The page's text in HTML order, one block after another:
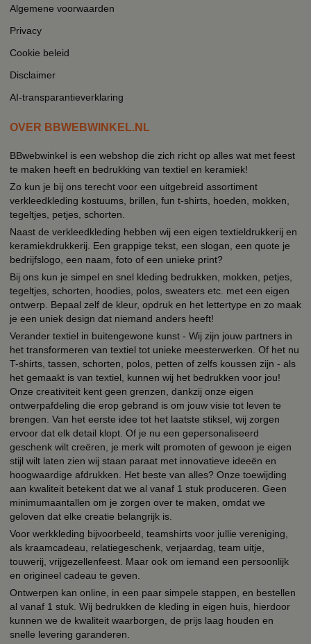
Algemene voorwaarden
Privacy
Cookie beleid
Disclaimer
AI-transparantieverklaring
OVER BBWEBWINKEL.NL
BBwebwinkel is een webshop die zich richt op alles wat met feest
te maken heeft en bedrukking van textiel en keramiek!
Zo kun je bij ons terecht voor een uitgebreid assortiment
verkleedkleding kostuums, brillen, fun t-shirts, hoeden, mokken,
tegeltjes, petjes, schorten.
Naast de verkleedkleding hebben wij een eigen textieldrukkerij en
keramiekdrukkerij. Een grappige tekst, een slogan, een quote je
bedrijfslogo, een naam, foto of een unieke print?
Bij ons kun je simpel en snel kleding bedrukken, mokken, petjes,
tegeltjes, schorten, hoodies, polos, sweaters etc. met een eigen
ontwerp. Bepaal zelf de kleur, opdruk en het lettertype en zo maak
je een uniek design dat niemand anders heeft!
Verander textiel in buitengewone kunst - Wij zijn jouw partners in
het transformeren van textiel tot unieke meesterwerken. Of het nu
T-shirts, tassen, schorten, polos, petten of zelfs koussen zijn - als
het gemaakt is van textiel, kunnen wij het bedrukken voor jou!
Onze creativiteit kent geen grenzen, dankzij onze eigen
ontwerpafdeling die erop gebrand is om jouw visie tot leven te
brengen. Van het eerste idee tot het laatste stiksel, wij zorgen
ervoor dat elk detail klopt. Of je nu een gepersonaliseerd
geschenk wilt creëren, je merk wilt promoten of gewoon je eigen
stijl wilt laten zien wij staan paraat met innovatieve ideeën en
hoogwaardige afdrukken. Het beste van alles? Onze toewijding
aan kwaliteit betekent dat we al vanaf 1 stuk produceren. Geen
minimumaantallen om je zorgen over te maken, omdat we
geloven dat elke creatie belangrijk is.
Voor werkkleding bijvoorbeeld, teamshirts voor jullie vereniging,
als kraamcadeau, relatiegeschenk, verjaardag, team uitje,
touwerij, vrijgezellenfeest. Maar ook om iemand een persoonlijk
en origineel cadeau te geven.
Ontwerpen kan online, in een paar simpele stappen, en bestellen
al vanaf 1 stuk. Wij bedrukken de kleding in eigen huis, hierdoor
kunnen we de kwaliteit waarborgen, de prijs laag houden en
snelle levering garanderen.